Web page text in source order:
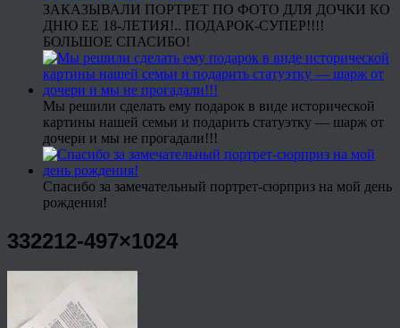
ЗАКАЗЫВАЛИ ПОРТРЕТ ПО ФОТО ДЛЯ ДОЧКИ КО
ДНЮ ЕЕ 18-ЛЕТИЯ!.. ПОДАРОК-СУПЕР!!!!
БОЛЬШОЕ СПАСИБО!
Мы решили сделать ему подарок в виде исторической
картины нашей семьи и подарить статуэтку — шарж от
дочери и мы не прогадали!!!
Спасибо за замечательный портрет-сюрприз на мой день
рождения!
332212-497×1024